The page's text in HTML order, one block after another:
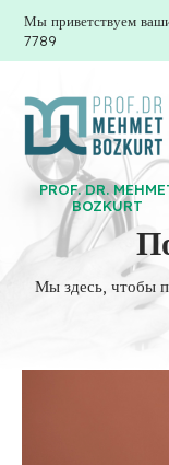
Мы приветствуем
7789
PROF. DR.
BOZKURT
Мы здесь, чтобы